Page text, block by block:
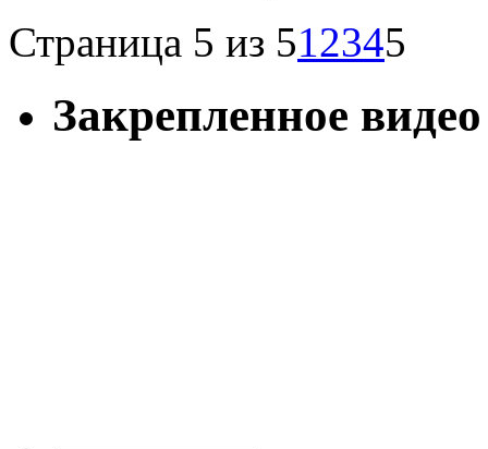
Страница 5 из 512345
Закрепленное видео